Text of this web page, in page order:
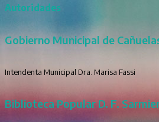
Autoridades
Gobierno Municipal de
Intendenta Municipal Dra. Marisa Fassi
Biblioteca Popular D. F.